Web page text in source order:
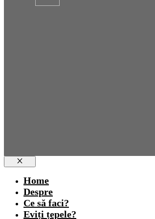
Close
Home
Despre
Ce să faci?
Eviți țepele?